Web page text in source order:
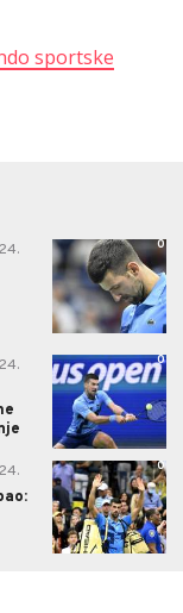
sportske
0
0
0